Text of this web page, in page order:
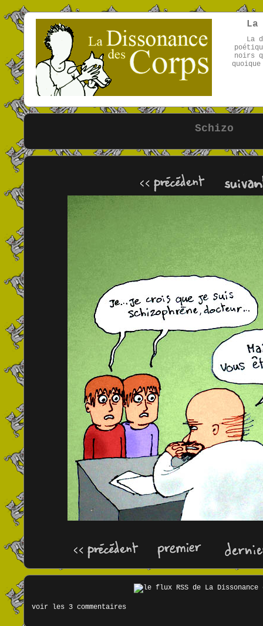
La
La
noirs
Schizo
voir les 3 commentaires